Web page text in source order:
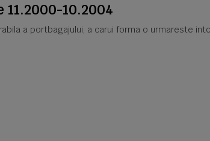
10.2004
a portbagajului, a carui forma o urmareste